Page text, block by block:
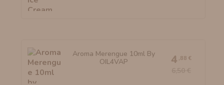
Aroma Merengue 10ml By
OIL4VAP
4 ,88 €